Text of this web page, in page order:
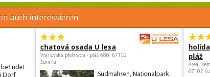
auch interessieren
befindet
Dorf
chatová osada U lesa
Vranovská přehrada - pláž 680, 67102
Šumná
Südmähren, Nationalpark
pláž
Areál
67102